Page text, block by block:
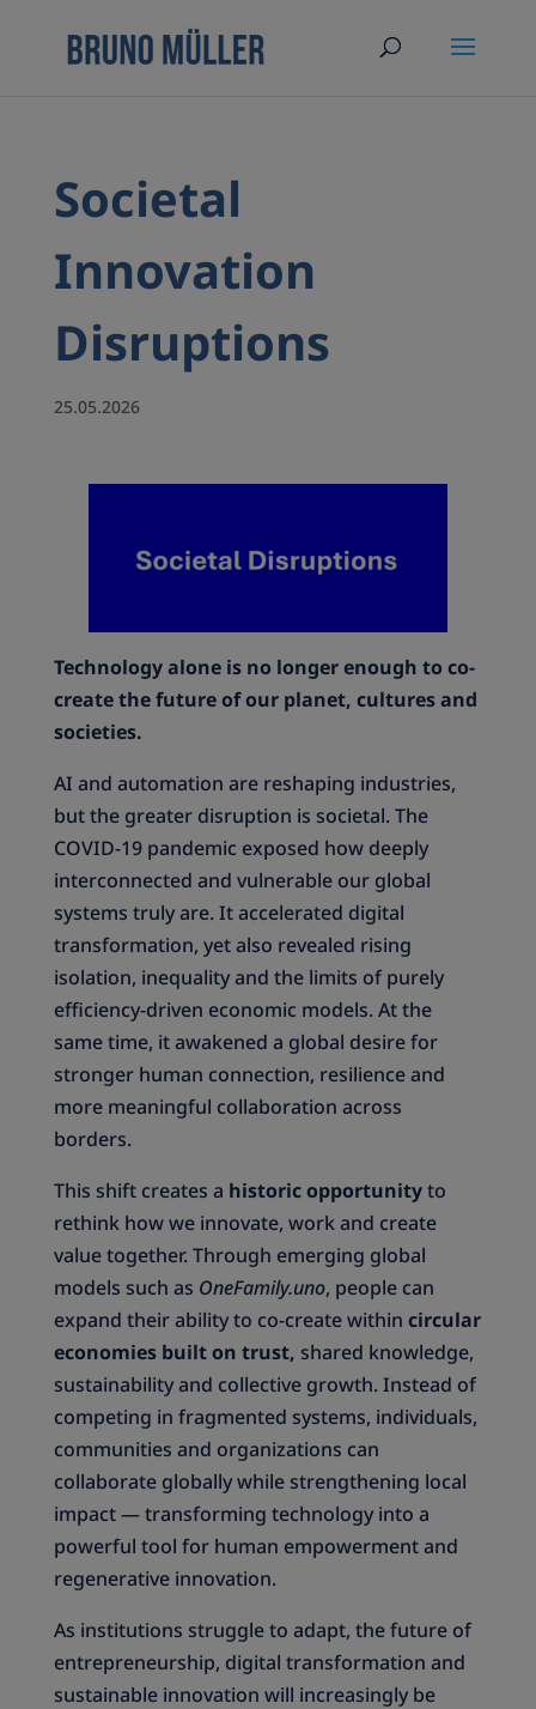
Societal
Innovation
Disruptions
25.05.2026
Technology alone is no longer enough to co-
create the future of our planet, cultures and
societies.
AI and automation are reshaping industries,
but the greater disruption is societal. The
COVID-19 pandemic exposed how deeply
interconnected and vulnerable our global
systems truly are. It accelerated digital
transformation, yet also revealed rising
isolation, inequality and the limits of purely
efficiency-driven economic models. At the
same time, it awakened a global desire for
stronger human connection, resilience and
more meaningful collaboration across
borders.
This shift creates a historic opportunityto
rethink how we innovate, work and create
value together. Through emerging global
models such as OneFamily.uno, people can
expand their ability to co-create within circular
economies built on trust, shared knowledge,
sustainability and collective growth. Instead of
competing in fragmented systems, individuals,
communities and organizations can
collaborate globally while strengthening local
impact — transforming technology into a
powerful tool for human empowerment and
regenerative innovation.
As institutions struggle to adapt, the future of
entrepreneurship, digital transformation and
sustainable innovation will increasingly be